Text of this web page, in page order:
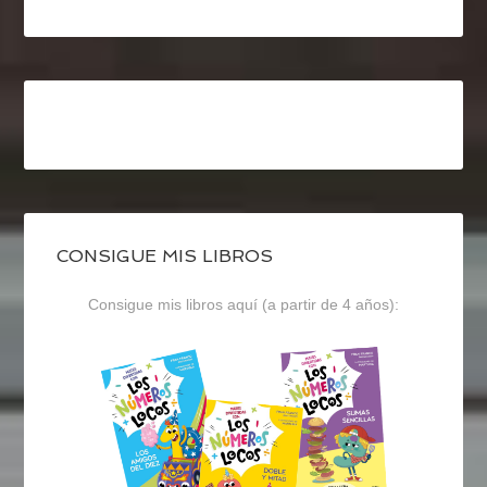
CONSIGUE MIS LIBROS
Consigue mis libros aquí (a partir de 4 años):